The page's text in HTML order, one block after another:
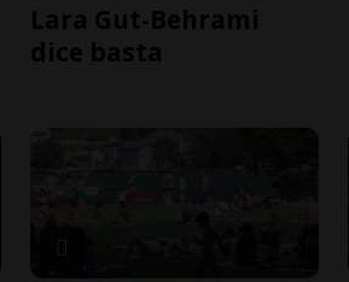
Lara Gut-Behrami
dice basta